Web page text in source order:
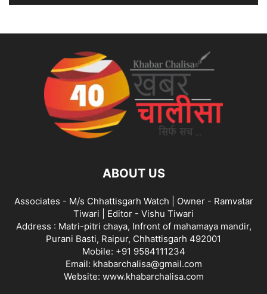
ABOUT US
Associates - M/s Chhattisgarh Watch | Owner - Ramvatar
Tiwari | Editor - Vishu Tiwari
Address : Matri-pitri chaya, Infront of mahamaya mandir,
Purani Basti, Raipur, Chhattisgarh 492001
Mobile: +91 9584111234
Email: khabarchalisa@gmail.com
Website: www.khabarchalisa.com